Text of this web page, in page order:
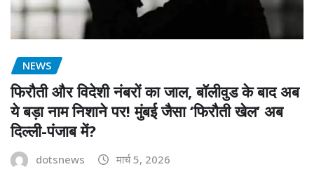
NEWS
फिरौती और विदेशी नंबरों का जाल, बॉलीवुड के बाद अब
ये बड़ा नाम निशाने पर! मुंबई जैसा ‘फिरौती खेल’ अब
दिल्ली-पंजाब में?
dotsnews मार्च 5, 2026